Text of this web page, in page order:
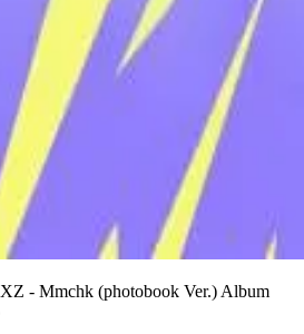
- Mmchk (photobook Ver.) Album